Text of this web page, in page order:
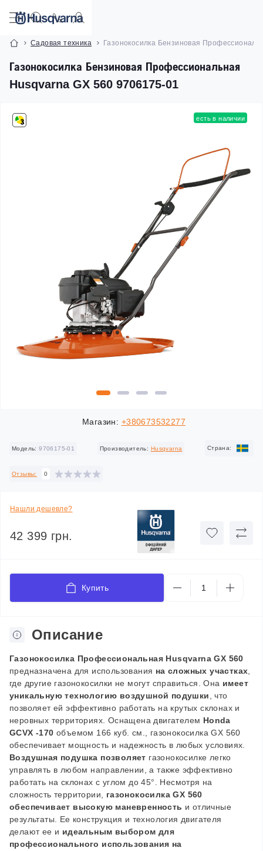
Садовая техника Газонокосилка Бензиновая
Газонокосилка Бензиновая Профессиональная
Husqvarna GX 560 9706175‑01
есть в наличии
Магазин: +380673532277
Модель: 9706175-01 Производитель: Husqvarna Cтрана:
Отзывы: 0
Нашли дешевле?
42 399 грн.
Купить
Описание
Газонокосилка Профессиональная Husqvarna GX 560
предназначена для использования на сложных участках
где другие газонокосилки не могут справиться. Она имеет
уникальную технологию воздушной подушки
, что
позволяет ей эффективно работать на крутых склонах и
неровных территориях. Оснащена двигателем Honda
GCVX -170 объемом 166 куб. см., газонокосилка GX 560
обеспечивает мощность и надежность в любых условиях.
Воздушная подушка позволяет газонокосилке легко
управлять в любом направлении, а также эффективно
работать на склонах с углом до 45°.
Несмотря на
сложность территории,
газонокосилка GX 560
обеспечивает высокую маневренность и отличные
результаты. Ее конструкция и технология двигателя
делают ее и идеальным выбором для
профессионального использования на